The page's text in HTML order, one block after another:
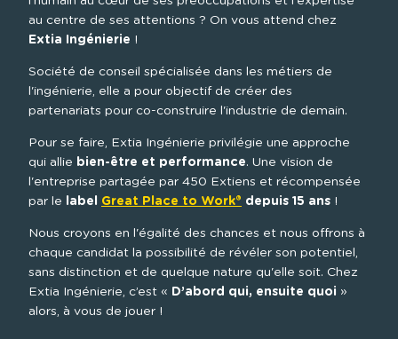
au centre de ses attentions ? On vous attend chez
Extia Ingénierie !
Société de conseil spécialisée dans les métiers de
l'ingénierie, elle a pour objectif de créer des
partenariats pour co-construire l'industrie de demain.
Pour se faire, Extia Ingénierie privilégie une approche
qui allie bien-être et performance. Une vision de
l'entreprise partagée par 450 Extiens et récompensée
par le label Great Place to Work® depuis 15 ans !
Nous croyons en l'égalité des chances et nous offrons à
chaque candidat la possibilité de révéler son potentiel,
sans distinction et de quelque nature qu'elle soit. Chez
Extia Ingénierie, c’est « D’abord qui, ensuite quoi »
alors, à vous de jouer !